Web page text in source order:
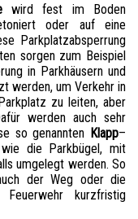
wird fest im Boden
oder auf eine
Parkplatzabsperrung
sorgen zum Beispiel
in Parkhäusern und
werden, um Verkehr in
zu leiten, aber
werden auch sehr
so genannten Klapp–
die Parkbügel, mit
umgelegt werden. So
der Weg oder die
kurzfristig